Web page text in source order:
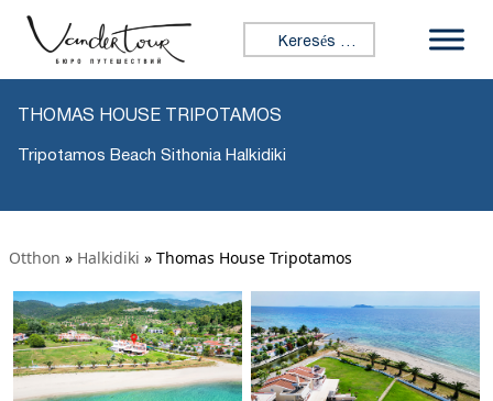
Keresés:
THOMAS HOUSE TRIPOTAMOS
Tripotamos Beach Sithonia Halkidiki
Otthon » Halkidiki » Thomas House Tripotamos